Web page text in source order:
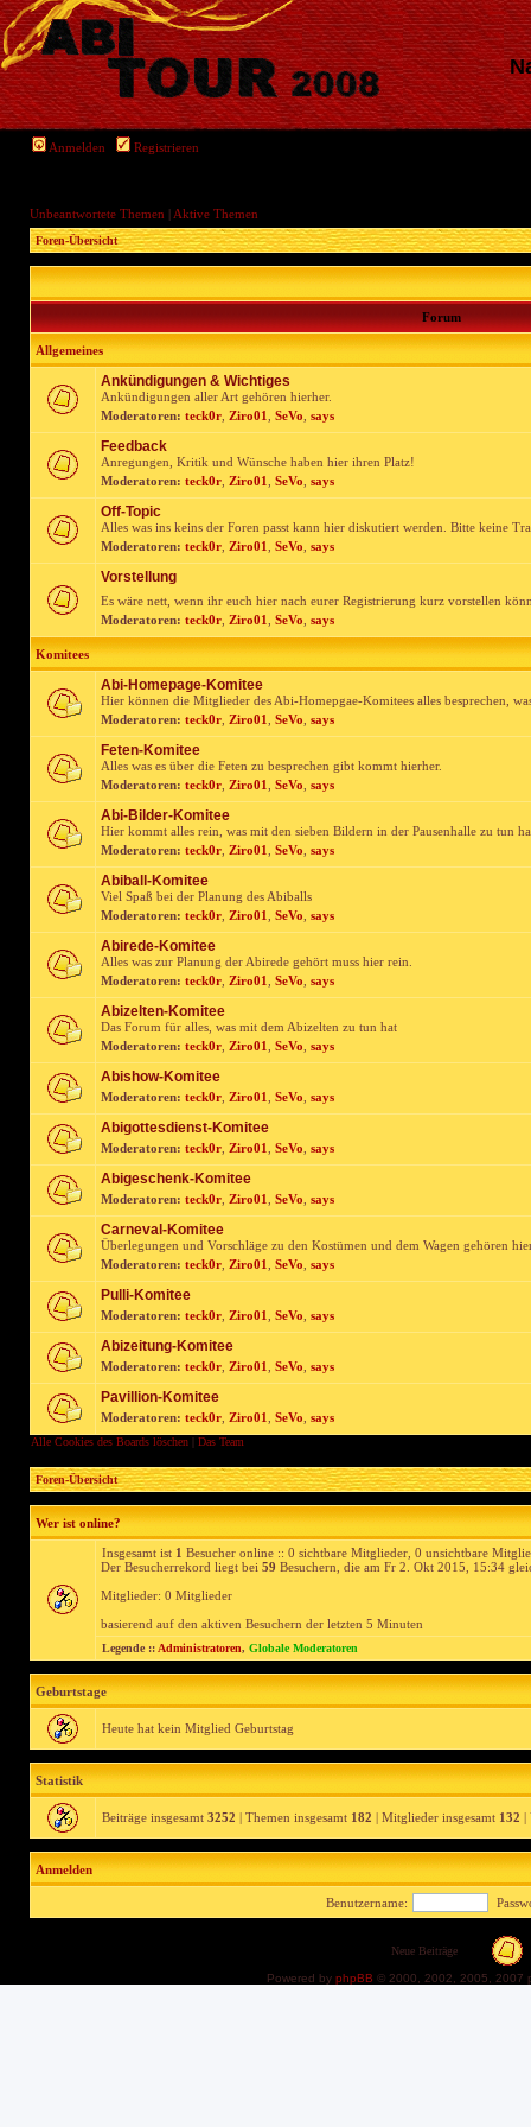
Anmelden Registrieren
Unbeantwortete Themen | Aktive Themen
Foren-Übersicht
Forum
Allgemeines
Ankündigungen & Wichtiges
Ankündigungen aller Art gehören hierher.
Moderatoren: teck0r Ziro01 SeVo says
Feedback
Anregungen, Kritik und Wünsche haben hier ihren Platz!
Moderatoren: teck0r Ziro01 SeVo says
Off-Topic
Alles was ins keins der Foren passt kann hier diskutiert werden. Bitte keine
Moderatoren: teck0r Ziro01 SeVo says
Vorstellung
Es wäre nett, wenn ihr euch hier nach eurer Registrierung kurz vorstellen
Moderatoren: teck0r Ziro01 SeVo says
Komitees
Abi-Homepage-Komitee
Hier können die Mitglieder des Abi-Homepgae-Komitees alles besprechen,
Moderatoren: teck0r Ziro01 SeVo says
Feten-Komitee
Alles was es über die Feten zu besprechen gibt kommt hierher.
Moderatoren: teck0r Ziro01 SeVo says
Abi-Bilder-Komitee
Hier kommt alles rein, was mit den sieben Bildern in der Pausenhalle zu tun
Moderatoren: teck0r Ziro01 SeVo says
Abiball-Komitee
Viel Spaß bei der Planung des Abiballs
Moderatoren: teck0r Ziro01 SeVo says
Abirede-Komitee
Alles was zur Planung der Abirede gehört muss hier rein.
Moderatoren: teck0r Ziro01 SeVo says
Abizelten-Komitee
Das Forum für alles, was mit dem Abizelten zu tun hat
Moderatoren: teck0r Ziro01 SeVo says
Abishow-Komitee
Moderatoren: teck0r Ziro01 SeVo says
Abigottesdienst-Komitee
Moderatoren: teck0r Ziro01 SeVo says
Abigeschenk-Komitee
Moderatoren: teck0r Ziro01 SeVo says
Carneval-Komitee
Überlegungen und Vorschläge zu den Kostümen und dem Wagen gehören
Moderatoren: teck0r Ziro01 SeVo says
Pulli-Komitee
Moderatoren: teck0r Ziro01 SeVo says
Abizeitung-Komitee
Moderatoren: teck0r Ziro01 SeVo says
Pavillion-Komitee
Moderatoren: teck0r Ziro01 SeVo says
Alle Cookies des Boards löschen | Das Team
Foren-Übersicht
Wer ist online?
Insgesamt ist 1 Besucher online :: 0 sichtbare Mitglieder, 0 unsichtbare
Der Besucherrekord liegt bei 59 Besuchern, die am Fr 2. Okt 2015, 15:34
Mitglieder: 0 Mitglieder
basierend auf den aktiven Besuchern der letzten 5 Minuten
Legende :: Administratoren, Globale Moderatoren
Geburtstage
Heute hat kein Mitglied Geburtstag
Statistik
Beiträge insgesamt 3252 | Themen insgesamt 182 | Mitglieder insgesamt 132 |
Anmelden
Benutzername:
Neue Beiträge
Powered by phpBB © 2000, 2002, 2005, 2007